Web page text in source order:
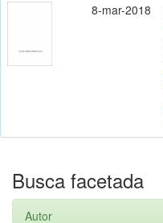
8-mar-2018
Busca facetada
Autor